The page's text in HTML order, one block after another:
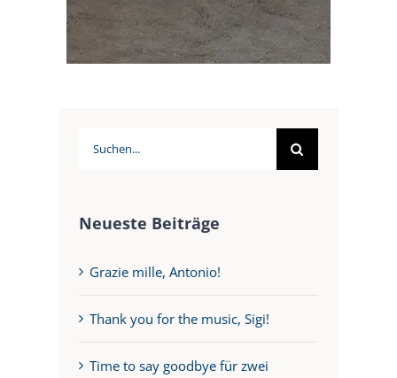
Suche
Neueste Beiträge
Grazie mille, Antonio!
Thank you for the music, Sigi!
Time to say goodbye für zwei